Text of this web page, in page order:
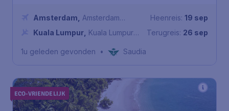
Amsterdam
Amsterdam
Airport Schiphol
Kuala Lumpur Kuala Lumpur
Heenreis: 19 sep
Terugreis: 26 sep
1u geleden gevonden • Saudia
ECO-VRIENDELIJK